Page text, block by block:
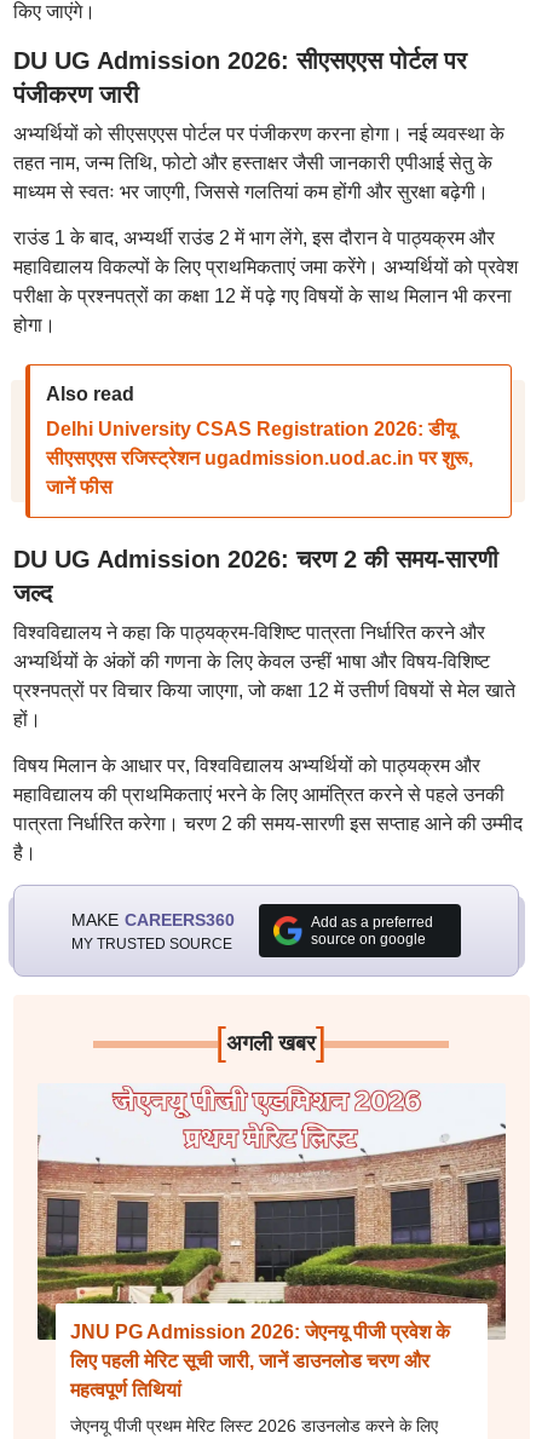
किए जाएंगे।
DU UG Admission 2026: सीएसएएस पोर्टल पर
पंजीकरण जारी
अभ्यर्थियों को सीएसएएस पोर्टल पर पंजीकरण करना होगा। नई व्यवस्था के
तहत नाम, जन्म तिथि, फोटो और हस्ताक्षर जैसी जानकारी एपीआई सेतु के
माध्यम से स्वतः भर जाएगी, जिससे गलतियां कम होंगी और सुरक्षा बढ़ेगी।
राउंड 1 के बाद, अभ्यर्थी राउंड 2 में भाग लेंगे, इस दौरान वे पाठ्यक्रम और
महाविद्यालय विकल्पों के लिए प्राथमिकताएं जमा करेंगे। अभ्यर्थियों को प्रवेश
परीक्षा के प्रश्नपत्रों का कक्षा 12 में पढ़े गए विषयों के साथ मिलान भी करना
होगा।
Also read
Delhi University CSAS Registration 2026: डीयू
सीएसएएस रजिस्ट्रेशन ugadmission.uod.ac.in पर शुरू,
जानें फीस
DU UG Admission 2026: चरण 2 की समय-सारणी
जल्द
विश्वविद्यालय ने कहा कि पाठ्यक्रम-विशिष्ट पात्रता निर्धारित करने और
अभ्यर्थियों के अंकों की गणना के लिए केवल उन्हीं भाषा और विषय-विशिष्ट
प्रश्नपत्रों पर विचार किया जाएगा, जो कक्षा 12 में उत्तीर्ण विषयों से मेल खाते
हों।
विषय मिलान के आधार पर, विश्वविद्यालय अभ्यर्थियों को पाठ्यक्रम और
महाविद्यालय की प्राथमिकताएं भरने के लिए आमंत्रित करने से पहले उनकी
पात्रता निर्धारित करेगा। चरण 2 की समय-सारणी इस सप्ताह आने की उम्मीद
है।
MAKE CAREERS360
MY TRUSTED SOURCE
Add as a preferred
source on google
[अगली खबर]
JNU PG Admission 2026: जेएनयू पीजी प्रवेश के
लिए पहली मेरिट सूची जारी, जानें डाउनलोड चरण और
महत्वपूर्ण तिथियां
जेएनयू पीजी प्रथम मेरिट लिस्ट 2026 डाउनलोड करने के लिए